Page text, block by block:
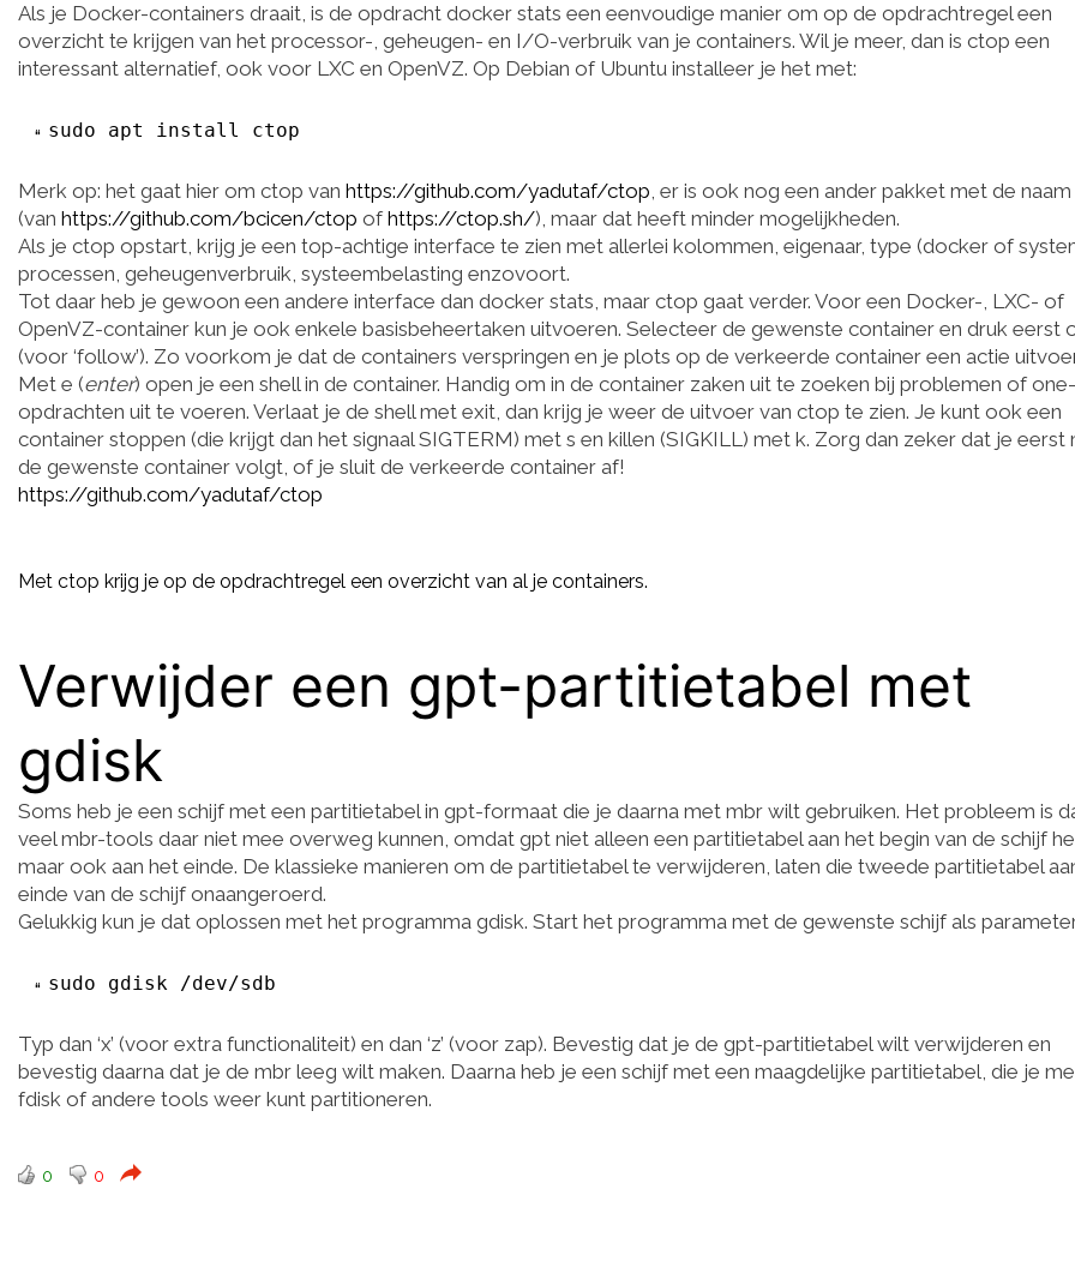
Als je Docker-containers draait, is de opdracht docker stats een eenvoudige manier om op de opdrachtregel een
overzicht te krijgen van het processor-, geheugen- en I/O-verbruik van je containers. Wil je meer, dan is ctop een
interessant alternatief, ook voor LXC en OpenVZ. Op Debian of Ubuntu installeer je het met:
sudo apt install ctop
Merk op: het gaat hier om ctop van https://github.com/yadutaf/ctop, er is ook nog een ander pakket met de
(van https://github.com/bcicen/ctop of https://ctop.sh/), maar dat heeft minder mogelijkheden.
Als je ctop opstart, krijg je een top-achtige interface te zien met allerlei kolommen, eigenaar, type (docker of
processen, geheugenverbruik, systeembelasting enzovoort.
Tot daar heb je gewoon een andere interface dan docker stats, maar ctop gaat verder. Voor een Docker-, LXC- of
OpenVZ-container kun je ook enkele basisbeheertaken uitvoeren. Selecteer de gewenste container en druk eerst
(voor ‘follow’). Zo voorkom je dat de containers verspringen en je plots op de verkeerde container een actie
Met e (enter) open je een shell in de container. Handig om in de container zaken uit te zoeken bij problemen of
opdrachten uit te voeren. Verlaat je de shell met exit, dan krijg je weer de uitvoer van ctop te zien. Je kunt ook een
container stoppen (die krijgt dan het signaal SIGTERM) met s en killen (SIGKILL) met k. Zorg dan zeker dat je eerst
de gewenste container volgt, of je sluit de verkeerde container af!
https://github.com/yadutaf/ctop
Met ctop krijg je op de opdrachtregel een overzicht van al je containers.
Verwijder een gpt-partitietabel met
gdisk
Soms heb je een schijf met een partitietabel in gpt-formaat die je daarna met mbr wilt gebruiken. Het probleem is
veel mbr-tools daar niet mee overweg kunnen, omdat gpt niet alleen een partitietabel aan het begin van de schijf
maar ook aan het einde. De klassieke manieren om de partitietabel te verwijderen, laten die tweede partitietabel
einde van de schijf onaangeroerd.
Gelukkig kun je dat oplossen met het programma gdisk. Start het programma met de gewenste schijf als
sudo gdisk /dev/sdb
Typ dan ‘x’ (voor extra functionaliteit) en dan ‘z’ (voor zap). Bevestig dat je de gpt-partitietabel wilt verwijderen en
bevestig daarna dat je de mbr leeg wilt maken. Daarna heb je een schijf met een maagdelijke partitietabel, die je
fdisk of andere tools weer kunt partitioneren.
0 0